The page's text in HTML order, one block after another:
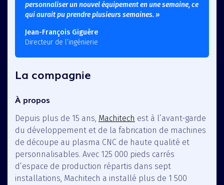
La compagnie
À propos
Depuis plus de 15 ans, Machitech est à l’avant-garde
du développement et de la fabrication de machines
de découpe au plasma CNC de haute qualité et
personnalisables. Avec 125 000 pieds carrés
d’espace de production répartis dans sept
installations, Machitech a installé plus de 1 500
personnaliser un nouvel équipement en une semaine, ce
qui aurait pu prendre plusieurs semaines. »
Jean-François Giguère
Directeur de l’ingénierie